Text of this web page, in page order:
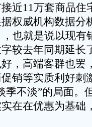
近11万套商品住
权威机构数据分
也就是说以现有
较去年同期延长
，高端客群也罢
销等实质利好刺
季不淡”的局面。
在在优惠为基础